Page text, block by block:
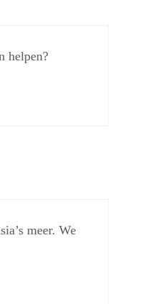
helpen?
meer. We